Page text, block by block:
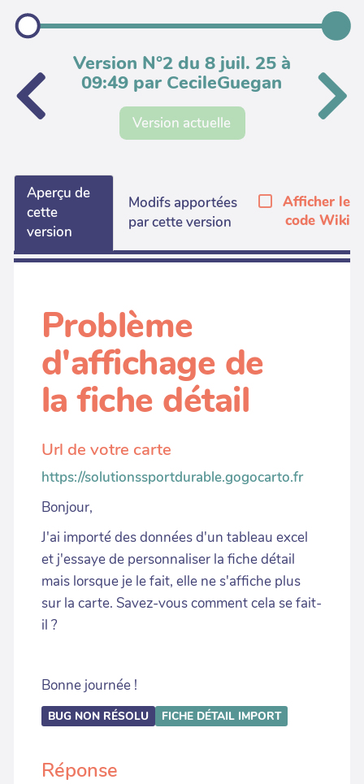
Version N°2 du 8 juil. 25 à
09:49 par CecileGuegan
Version actuelle
Aperçu de
cette
version
Modifs apportées
par cette version
Afficher le
code Wiki
Problème
d'affichage de
la fiche détail
Url de votre carte
https://solutionssportdurable.gogocarto.fr
Bonjour,
J'ai importé des données d'un tableau excel
et j'essaye de personnaliser la fiche détail
mais lorsque je le fait, elle ne s'affiche plus
sur la carte. Savez-vous comment cela se fait-
il ?
Bonne journée !
BUG NON RÉSOLU FICHE DÉTAIL IMPORT
Réponse